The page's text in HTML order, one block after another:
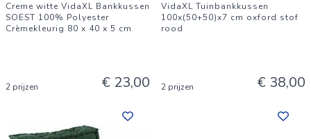
Creme witte VidaXL Bankkussen
SOEST 100% Polyester
Crèmekleurig 80 x 40 x 5 cm
2 prijzen € 23,00
VidaXL Tuinbankkussen
100x(50+50)x7 cm oxford stof
rood
2 prijzen € 38,00